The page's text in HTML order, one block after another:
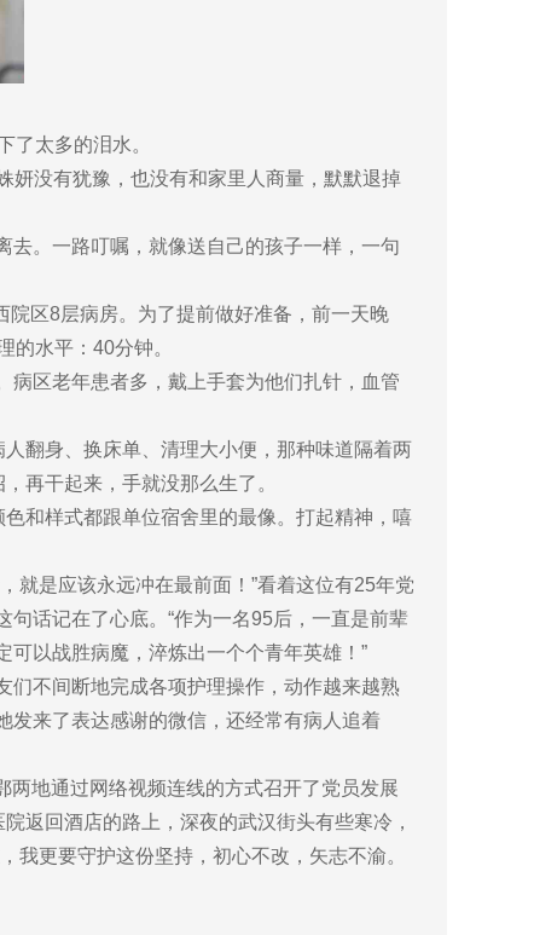
太多的泪水。
没有犹豫，也没有和家里人商量，默默退掉
。一路叮嘱，就像送自己的孩子一样，一句
区8层病房。为了提前做好准备，前一天晚
的水平：40分钟。
区老年患者多，戴上手套为他们扎针，血管
翻身、换床单、清理大小便，那种味道隔着两
再干起来，手就没那么生了。
和样式都跟单位宿舍里的最像。打起精神，嘻
是应该永远冲在最前面！”看着这位有25年党
话记在了心底。“作为一名95后，一直是前辈
以战胜病魔，淬炼出一个个青年英雄！”
不间断地完成各项护理操作，动作越来越熟
发来了表达感谢的微信，还经常有病人追着
地通过网络视频连线的方式召开了党员发展
返回酒店的路上，深夜的武汉街头有些寒冷，
我更要守护这份坚持，初心不改，矢志不渝。